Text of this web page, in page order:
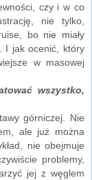
czy i w co
nie tylko,
bo nie miały
I jak ocenić, który
w masowej
wszystko,
górniczej. Nie
ale już można
nie obejmuje
problemy,
jej z węglem